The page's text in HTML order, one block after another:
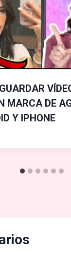
MARCA DE
Y IPHONE